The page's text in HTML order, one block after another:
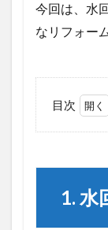
今回は、水
なリフォー
目次
1. 水